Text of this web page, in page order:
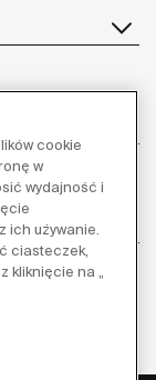
cookie
w
wydajność i
ich używanie.
ciasteczek,
kliknięcie na „